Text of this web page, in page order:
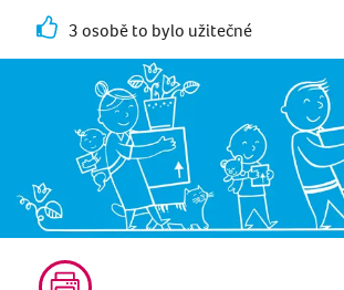
3 osobě to bylo užitečné